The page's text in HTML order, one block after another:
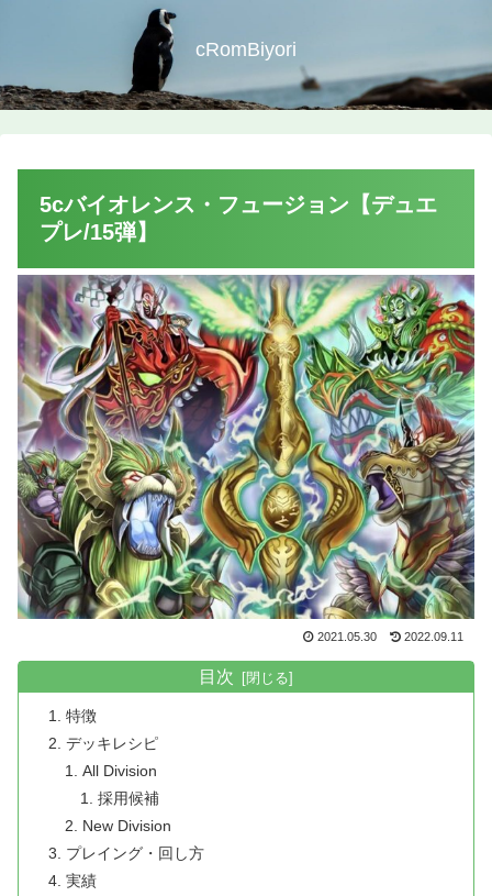
cRomBiyori
5cバイオレンス・フュージョン【デュエ
プレ/15弾】
2021.05.30 2022.09.11
目次
特徴
デッキレシピ
All Division
採用候補
New Division
プレイング・回し方
実績